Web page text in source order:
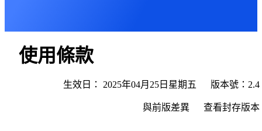
使用條款
生效日： 2025年04月 25日 星期五 版本號：2.4
與前版差異 查看封存版本